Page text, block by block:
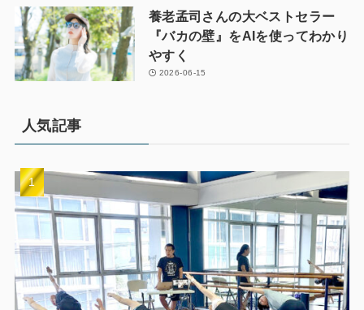
養老孟司さんの大ベストセラー
『バカの壁』をAIを使ってわかり
やすく
2026-06-15
人気記事